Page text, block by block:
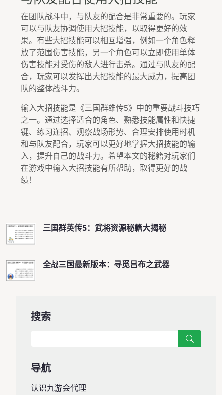
在团队战斗中，与队友的配合是非常重要的。玩家
可以与队友协调使用大招技能，以取得更好的效
果。有些大招技能可以相互增强，例如一个角色释
放了范围伤害技能，另一个角色可以立即使用单体
伤害技能对受伤的敌人进行击杀。通过与队友的配
合，玩家可以发挥出大招技能的最大威力，提高团
队的整体战斗力。
输入大招技能是《三国群雄传5》中的重要战斗技巧
之一。通过选择适合的角色、熟悉技能属性和快捷
键、练习连招、观察战场形势、合理安排使用时机
和与队友配合，玩家可以更好地掌握大招技能的输
入，提升自己的战斗力。希望本文的秘籍对玩家们
在游戏中输入大招技能有所帮助，取得更好的战
绩！
三国群英传5：武将资源秘籍大揭秘
全战三国最新版本：寻觅吕布之武器
搜索
导航
认识九游会代理